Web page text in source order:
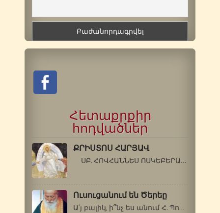
Հետաքրքիր
հոդվածներ
ՔՐԻՍՏՈՍ ՀԱՐՅԱՎ
ՍԲ. ՀՈՎՀԱՆՆԵՍ ՈՍԿԵԲԵՐԱՆ Եթե մեկը…
Ուսուցանում են Ծերեը
Ա՛յ բալիկ, ի՞նչ ես անում Հ. Պորֆիրիոսի…